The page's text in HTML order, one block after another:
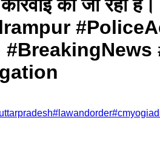
कार्रवाई की जा
uttarpradesh# lawandorder#